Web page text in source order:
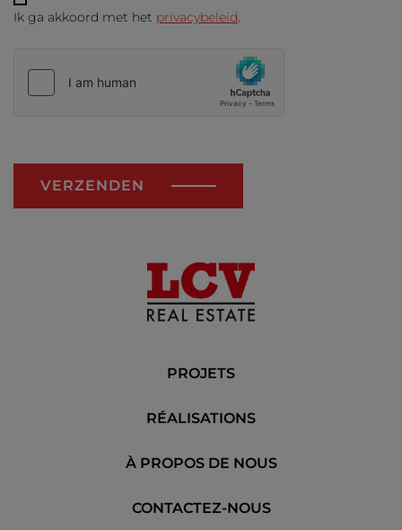
Ik ga akkoord met het privacybeleid.
VERZENDEN
PROJETS
RÉALISATIONS
À PROPOS DE NOUS
CONTACTEZ-NOUS